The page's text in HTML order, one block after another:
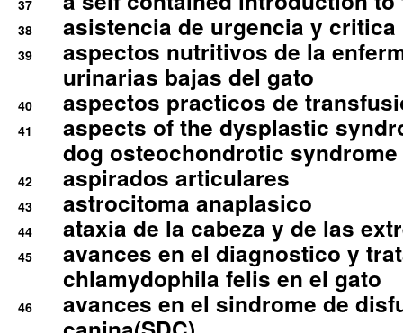
37
38 asistencia de urgencia y
39
aspectos nutritivos de la
urinarias bajas del gato
40 aspectos practicos de
41
aspects of the dysplastic
dog osteochondrotic syndrome
42 aspirados articulares
43 astrocitoma anaplasico
44 ataxia de la cabeza y de las
45
avances en el diagnostico y
chlamydophila felis en el gato
46
avances en el sindrome de